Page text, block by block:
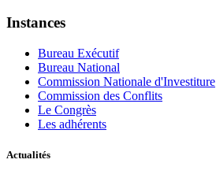
Instances
Bureau Exécutif
Bureau National
Commission Nationale d'Investiture
Commission des Conflits
Le Congrès
Les adhérents
Actualités